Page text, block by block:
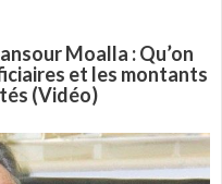
Moalla : Qu’on
et les montants
(Vidéo)